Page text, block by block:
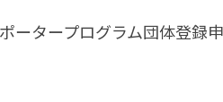
ータープログラム団体登録申